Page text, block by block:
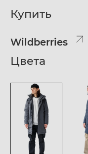
Купить
Wildberries
Цвета